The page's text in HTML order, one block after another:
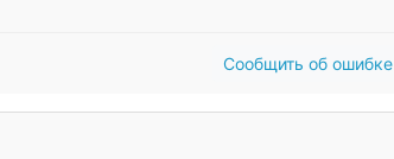
Сообщить об ошибке